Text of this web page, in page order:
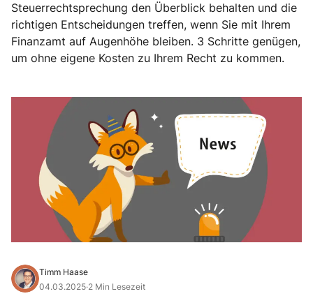
Steuerrechtsprechung den Überblick behalten und die
richtigen Entscheidungen treffen, wenn Sie mit Ihrem
Finanzamt auf Augenhöhe bleiben. 3 Schritte genügen,
um ohne eigene Kosten zu Ihrem Recht zu kommen.
Timm Haase
04.03.2025·2 Min Lesezeit